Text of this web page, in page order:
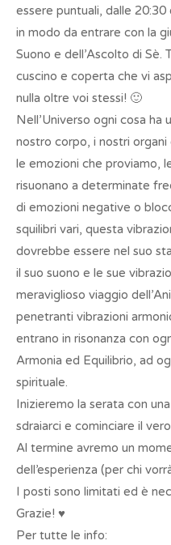
essere puntuali, dalle 20:30
in modo da entrare con la
Suono e dell’Ascolto di
cuscino e coperta che vi
nulla oltre voi stessi! 🙂
Nell’Universo ogni cosa ha
nostro corpo, i nostri organi
le emozioni che proviamo,
risuonano a determinate
di emozioni negative o
squilibri vari, questa
dovrebbe essere nel suo
il suo suono e le sue
meraviglioso viaggio
penetranti vibrazioni
entrano in risonanza con
Armonia ed Equilibrio, ad
spirituale.
Inizieremo la serata con
sdraiarci e cominciare il
Al termine avremo un
dell’esperienza (per chi
I posti sono limitati ed è
Grazie! ♥
Per tutte le info: